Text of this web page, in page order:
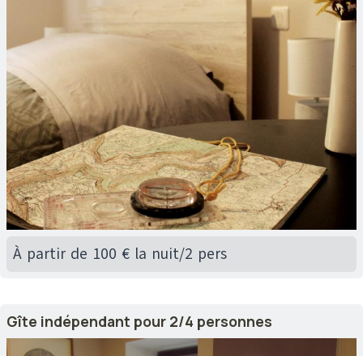
À partir de 100 € la nuit/2 pers
Gîte indépendant pour 2/4 personnes